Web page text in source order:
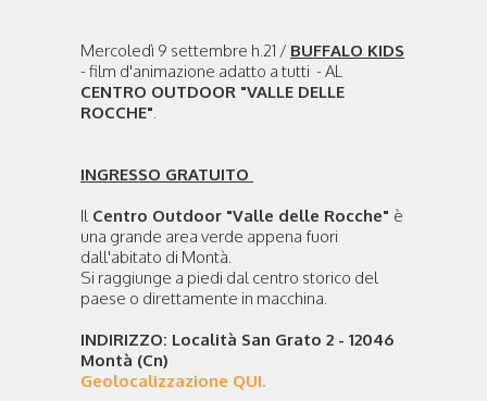
Mercoledì 9 settembre h.21 / BUFFALO KIDS
- film d'animazione adatto a tutti - AL
CENTRO OUTDOOR "VALLE DELLE
ROCCHE".
INGRESSO GRATUITO
IlCentro Outdoor "Valle delle Rocche" è
una grande area verde appena fuori
dall'abitato di Montà.
Si raggiunge a piedi dal centro storico del
paese o direttamente in macchina.
INDIRIZZO: Località San Grato 2 - 12046
Montà (Cn)
Geolocalizzazione QUI.